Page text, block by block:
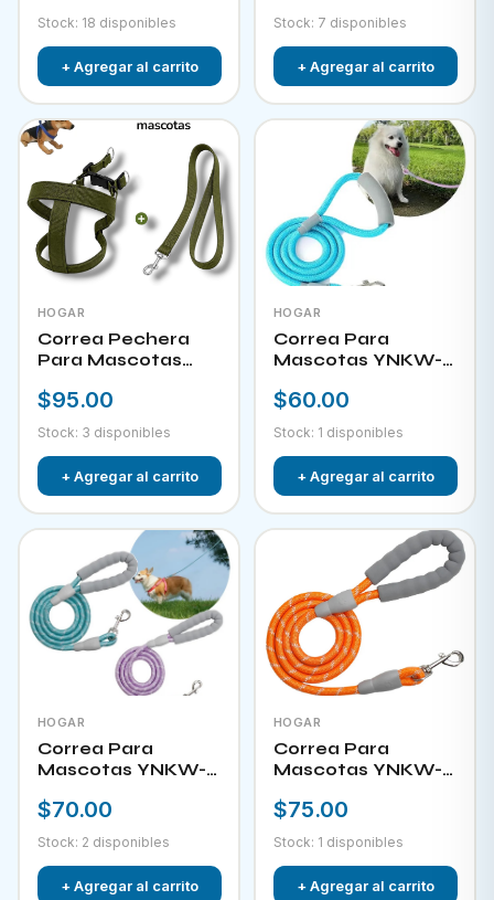
Stock: 18 disponibles
+ Agregar al carrito
Stock: 7 disponibles
+ Agregar al carrito
HOGAR
Correa Pechera
Para Mascotas
$95.00
Stock: 3 disponibles
+ Agregar al carrito
HOGAR
Correa Para
Mascotas YNKW-
$60.00
Stock: 1 disponibles
+ Agregar al carrito
HOGAR
Correa Para
Mascotas YNKW-
$70.00
Stock: 2 disponibles
+ Agregar al carrito
HOGAR
Correa Para
Mascotas YNKW-
$75.00
Stock: 1 disponibles
+ Agregar al carrito